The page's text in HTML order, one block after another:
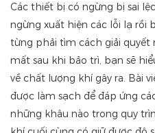
Các thiết bị có ngừng bị sai
ngừng xuất hiện các lỗi lạ rồi
từng phải tìm cách giải quyết
mất sau khi bảo trì, bạn sẽ
về chất lượng khí gây ra. Bài
được làm sạch để đáp ứng
những khâu nào trong quy